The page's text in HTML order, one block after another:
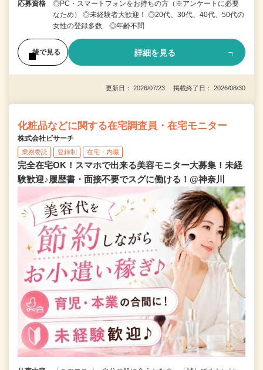
応募資格
◎PC・スマートフォンをお持ちの方（※アンケートに必要
なため） ◎未経験者大歓迎！ ◎20代、30代、40代、50代の
女性の登録多数 ◎年齢不問
後で見る 詳細を見る
更新日： 2026/07/23 掲載終了日： 2026/08/30
化粧品などに関する在宅調査員・在宅モニター
株式会社ビサーチ
業務委託 登録制 在宅・内職
完全在宅OK！スマホで出来る美容モニター大募集！未経
験歓迎♪履歴書・面接不要でスグに働ける！@神奈川